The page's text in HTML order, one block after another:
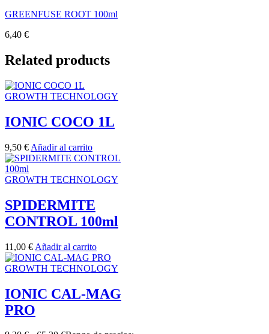
GREENFUSE ROOT 100ml
6,40 €
Related products
GROWTH TECHNOLOGY
IONIC COCO 1L
9,50 € Añadir al carrito
GROWTH TECHNOLOGY
SPIDERMITE
CONTROL 100ml
11,00 € Añadir al carrito
GROWTH TECHNOLOGY
IONIC CAL-MAG
PRO